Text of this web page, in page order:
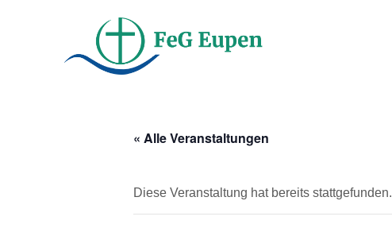
« Alle Veranstaltungen
Diese Veranstaltung hat bereits stattgefunden.